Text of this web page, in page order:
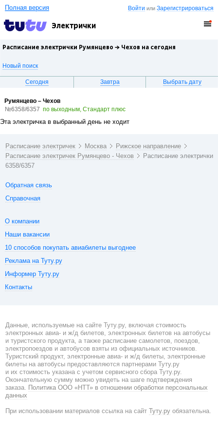
Войти илиЗарегистрироваться
Полная версия
Электрички
Расписание электрички Румянцево → Чехов на сегодня
Новый поиск
Сегодня Завтра Выбрать дату
Румянцево – Чехов
№6358/6357 по выходным, Стандарт плюс
Эта электричка в выбранный день не ходит
Расписание электричек Москва
Рижское направление
Расписание электричек Румянцево - Чехов
Расписание электрички
6358/6357
Обратная связь
Справочная
О компании
Наши вакансии
10 способов покупать авиабилеты выгоднее
Реклама на Туту.ру
Информер Туту.ру
Контакты
Данные, используемые на сайте Туту.ру, включая стоимость
электронных авиа- и ж/д билетов, электронных билетов на автобусы
и туристского продукта, а также расписание самолетов, поездов,
электропоездов и автобусов взяты из официальных источников.
Туристский продукт, электронные авиа- и ж/д билеты, электронные
билеты на автобусы предоставляются партнерами Туту.ру
и их стоимость указана с учетом сервисного сбора Туту.ру.
Окончательную сумму можно увидеть на шаге подтверждения
заказа. Политика ООО «НТТ» в отношении обработки персональных
данных
При использовании материалов ссылка на сайт Туту.ру обязательна.